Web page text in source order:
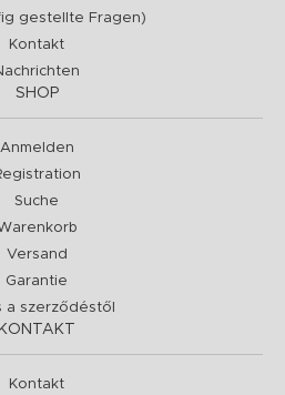
gestellte Fragen)
Kontakt
SHOP
Anmelden
Suche
Versand
Garantie
a szerződéstől
KONTAKT
Kontakt